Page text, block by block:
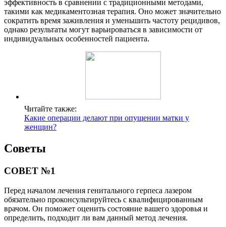
эффективность в сравнении с традиционными методами,
такими как медикаментозная терапия. Оно может значительно
сократить время заживления и уменьшить частоту рецидивов,
однако результаты могут варьироваться в зависимости от
индивидуальных особенностей пациента.
Читайте также:
Какие операции делают при опущении матки у
женщин?
Советы
СОВЕТ №1
Перед началом лечения генитального герпеса лазером
обязательно проконсультируйтесь с квалифицированным
врачом. Он поможет оценить состояние вашего здоровья и
определить, подходит ли вам данный метод лечения.